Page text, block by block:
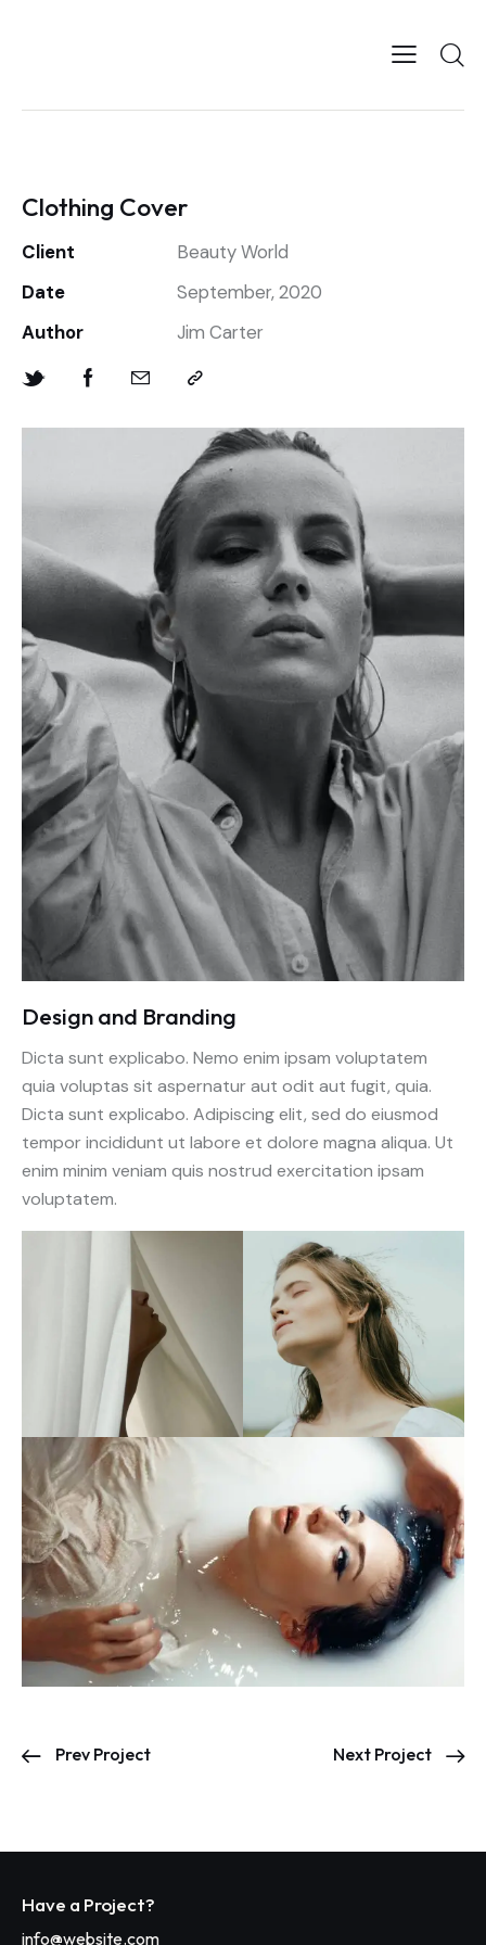
Clothing Cover
Design and Branding
Dicta sunt explicabo. Nemo enim ipsam voluptatem
quia voluptas sit aspernatur aut odit aut fugit, quia.
Dicta sunt explicabo. Adipiscing elit, sed do eiusmod
tempor incididunt ut labore et dolore magna aliqua. Ut
enim minim veniam quis nostrud exercitation ipsam
voluptatem.
Client
Beauty World
Date
September, 2020
Author
Jim Carter
Prev Project Next Project
Have a Project?
info@website.com